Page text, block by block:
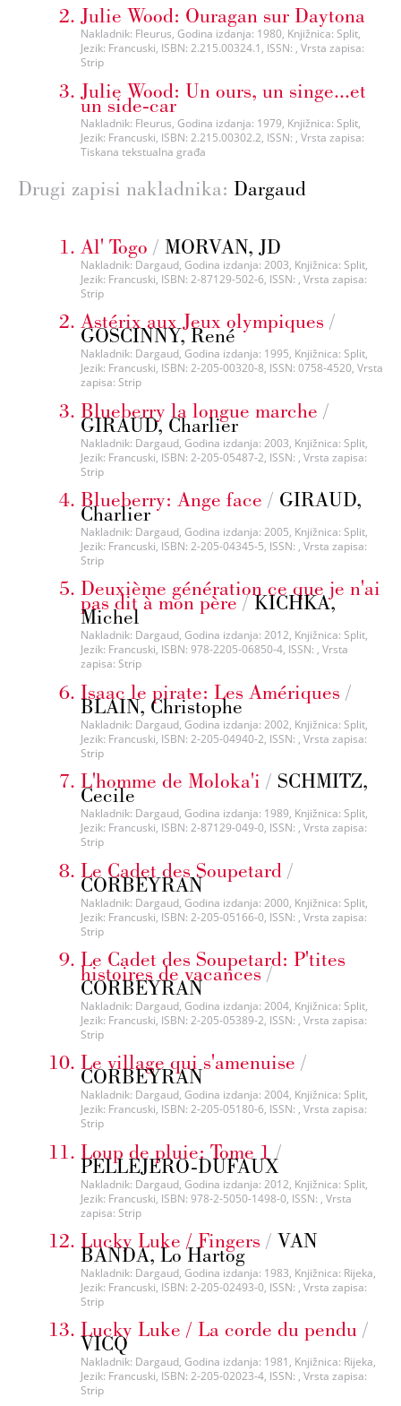
Julie Wood: Ouragan sur Daytona
Nakladnik: Fleurus, Godina izdanja: 1980, Knjižnica: Split,
Jezik: Francuski, ISBN: 2.215.00324.1, ISSN: , Vrsta zapisa:
Strip
Julie Wood: Un ours, un singe...et
un side-car
Nakladnik: Fleurus, Godina izdanja: 1979, Knjižnica: Split,
Jezik: Francuski, ISBN: 2.215.00302.2, ISSN: , Vrsta zapisa:
Tiskana tekstualna građa
Drugi zapisi nakladnika: Dargaud
Al' Togo / MORVAN, JD
Nakladnik: Dargaud, Godina izdanja: 2003, Knjižnica: Split,
Jezik: Francuski, ISBN: 2-87129-502-6, ISSN: , Vrsta zapisa:
Strip
Astérix aux Jeux olympiques /
GOSCINNY, René
Nakladnik: Dargaud, Godina izdanja: 1995, Knjižnica: Split,
Jezik: Francuski, ISBN: 2-205-00320-8, ISSN: 0758-4520, Vrsta
zapisa: Strip
Blueberry la longue marche /
GIRAUD, Charlier
Nakladnik: Dargaud, Godina izdanja: 2003, Knjižnica: Split,
Jezik: Francuski, ISBN: 2-205-05487-2, ISSN: , Vrsta zapisa:
Strip
Blueberry: Ange face / GIRAUD,
Charlier
Nakladnik: Dargaud, Godina izdanja: 2005, Knjižnica: Split,
Jezik: Francuski, ISBN: 2-205-04345-5, ISSN: , Vrsta zapisa:
Strip
Deuxième génération ce que je n'ai
pas dit à mon père/KICHKA,
Michel
Nakladnik: Dargaud, Godina izdanja: 2012, Knjižnica: Split,
Jezik: Francuski, ISBN: 978-2205-06850-4, ISSN: , Vrsta
zapisa: Strip
Isaac le pirate: Les Amériques /
BLAIN, Christophe
Nakladnik: Dargaud, Godina izdanja: 2002, Knjižnica: Split,
Jezik: Francuski, ISBN: 2-205-04940-2, ISSN: , Vrsta zapisa:
Strip
L'homme de Moloka'i / SCHMITZ,
Cecile
Nakladnik: Dargaud, Godina izdanja: 1989, Knjižnica: Split,
Jezik: Francuski, ISBN: 2-87129-049-0, ISSN: , Vrsta zapisa:
Strip
Le Cadet des Soupetard /
CORBEYRAN
Nakladnik: Dargaud, Godina izdanja: 2000, Knjižnica: Split,
Jezik: Francuski, ISBN: 2-205-05166-0, ISSN: , Vrsta zapisa:
Strip
Le Cadet des Soupetard: P'tites
histoires de vacances/
CORBEYRAN
Nakladnik: Dargaud, Godina izdanja: 2004, Knjižnica: Split,
Jezik: Francuski, ISBN: 2-205-05389-2, ISSN: , Vrsta zapisa:
Strip
Le village qui s'amenuise /
CORBEYRAN
Nakladnik: Dargaud, Godina izdanja: 2004, Knjižnica: Split,
Jezik: Francuski, ISBN: 2-205-05180-6, ISSN: , Vrsta zapisa:
Strip
Loup de pluie: Tome 1 /
PELLEJERO-DUFAUX
Nakladnik: Dargaud, Godina izdanja: 2012, Knjižnica: Split,
Jezik: Francuski, ISBN: 978-2-5050-1498-0, ISSN: , Vrsta
zapisa: Strip
Lucky Luke / Fingers / VAN
BANDA, Lo Hartog
Nakladnik: Dargaud, Godina izdanja: 1983, Knjižnica: Rijeka,
Jezik: Francuski, ISBN: 2-205-02493-0, ISSN: , Vrsta zapisa:
Strip
Lucky Luke / La corde du pendu /
VICQ
Nakladnik: Dargaud, Godina izdanja: 1981, Knjižnica: Rijeka,
Jezik: Francuski, ISBN: 2-205-02023-4, ISSN: , Vrsta zapisa:
Strip